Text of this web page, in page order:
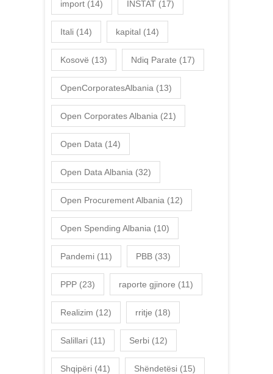
import (14) INSTAT (17)
Itali (14) kapital (14)
Kosovë (13) Ndiq Parate (17)
OpenCorporatesAlbania (13)
Open Corporates Albania (21)
Open Data (14)
Open Data Albania (32)
Open Procurement Albania (12)
Open Spending Albania (10)
Pandemi (11) PBB (33)
PPP (23) raporte gjinore (11)
Realizim (12) rritje (18)
Salillari (11) Serbi (12)
Shqipëri (41) Shëndetësi (15)